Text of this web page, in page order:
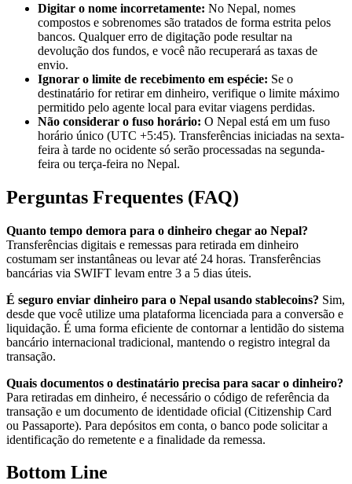
Digitar o nome incorretamente: No Nepal, nomes
compostos e sobrenomes são tratados de forma estrita pelos
bancos. Qualquer erro de digitação pode resultar na
devolução dos fundos, e você não recuperará as taxas de
envio.
Ignorar o limite de recebimento em espécie: Se o
destinatário for retirar em dinheiro, verifique o limite máximo
permitido pelo agente local para evitar viagens perdidas.
Não considerar o fuso horário: O Nepal está em um fuso
horário único (UTC +5:45). Transferências iniciadas na sexta-
feira à tarde no ocidente só serão processadas na segunda-
feira ou terça-feira no Nepal.
Perguntas Frequentes (FAQ)
Quanto tempo demora para o dinheiro chegar ao Nepal?
Transferências digitais e remessas para retirada em dinheiro
costumam ser instantâneas ou levar até 24 horas. Transferências
bancárias via SWIFT levam entre 3 a 5 dias úteis.
É seguro enviar dinheiro para o Nepal usando stablecoins? Sim,
desde que você utilize uma plataforma licenciada para a conversão e
liquidação. É uma forma eficiente de contornar a lentidão do sistema
bancário internacional tradicional, mantendo o registro integral da
transação.
Quais documentos o destinatário precisa para sacar o dinheiro?
Para retiradas em dinheiro, é necessário o código de referência da
transação e um documento de identidade oficial (Citizenship Card
ou Passaporte). Para depósitos em conta, o banco pode solicitar a
identificação do remetente e a finalidade da remessa.
Bottom Line